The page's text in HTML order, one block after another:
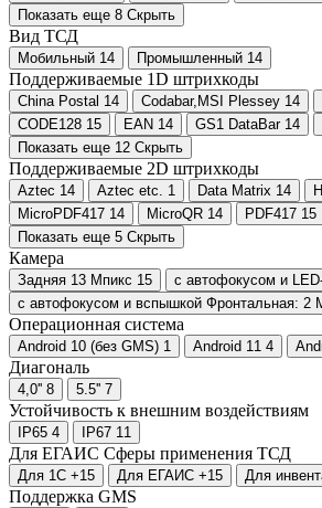
Показать еще 8 Скрыть
Вид ТСД
Мобильный 14 Промышленный 14
Поддерживаемые 1D штрихкоды
China Postal 14 Codabar,MSI Plessey 14
CODE128 15 EAN 14 GS1 DataBar 14
Показать еще 12 Скрыть
Поддерживаемые 2D штрихкоды
Aztec 14 Aztec etc. 1 Data Matrix 14
MicroPDF417 14 MicroQR 14 PDF417 15
Показать еще 5 Скрыть
Камера
Задняя 13 Мпикс 15 с автофокусом и
с автофокусом и вспышкой Фронтальная:
Операционная система
Android 10 (без GMS) 1 Android 11 4
Диагональ
4,0'' 8 5.5'' 7
Устойчивость к внешним воздействиям
IP65 4 IP67 11
Для ЕГАИС Сферы применения ТСД
Для 1С +15 Для ЕГАИС +15 Для
Поддержка GMS